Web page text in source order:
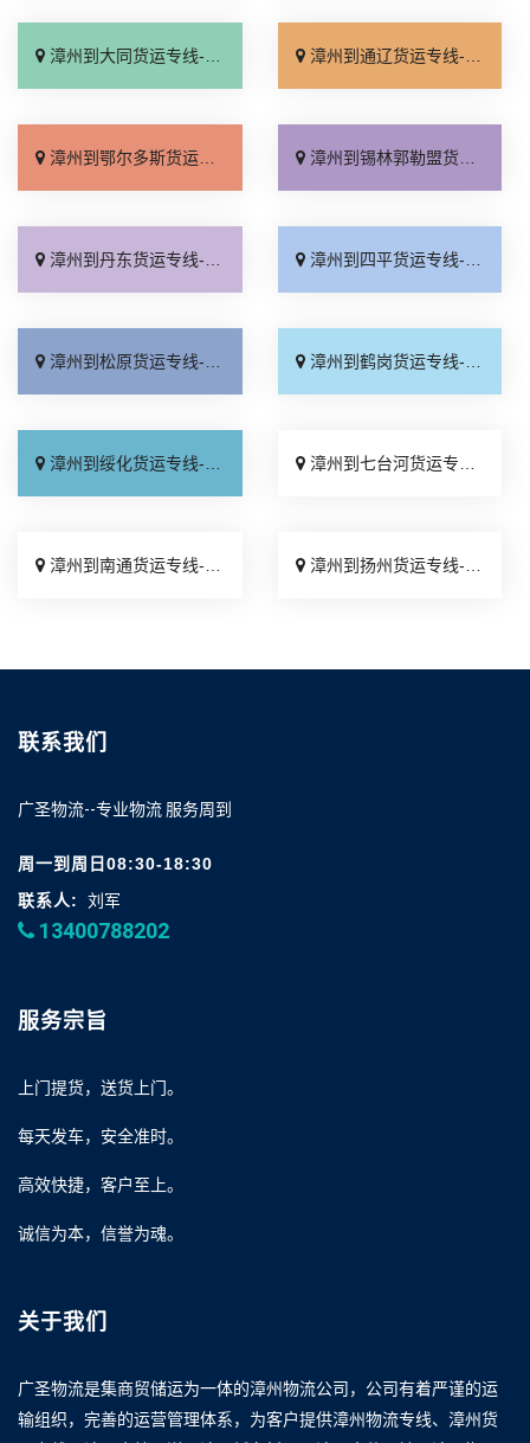
漳州到大同货运专线-漳州到大同物流公司_每日发车「价位合理」 漳州到通辽货运专线-漳州到通辽物流公司_来电咨询「省事省心」
漳州到鄂尔多斯货运专线-漳州到鄂尔多斯物流公司_直达不中转「直发全境」 漳州到锡林郭勒盟货运专线-漳州到锡林郭勒盟物流公司_运保时效「来电咨询」
漳州到丹东货运专线-漳州到丹东物流公司_多少一吨「多年经验」 漳州到四平货运专线-漳州到四平物流公司_门到门配送「随叫随到」
漳州到松原货运专线-漳州到松原物流公司_直通专线「专线快运」 漳州到鹤岗货运专线-漳州到鹤岗物流公司_全程定位「高速快运」
漳州到绥化货运专线-漳州到绥化物流公司_限时必达「准时到货」 漳州到七台河货运专线-漳州到七台河物流公司_直通专线「收费介绍」
漳州到南通货运专线-漳州到南通物流公司_上门提货「保证时效」 漳州到扬州货运专线-漳州到扬州物流公司_专线直达「托运省心」
联系我们
广圣物流--专业物流 服务周到
周一到周日08:30-18:30
联系人:
刘军
13400788202
服务宗旨
上门提货，送货上门。
每天发车，安全准时。
高效快捷，客户至上。
诚信为本，信誉为魂。
关于我们
广圣物流是集商贸储运为一体的漳州物流公司，公司有着严谨的运
输组织，完善的运营管理体系，为客户提供漳州物流专线、漳州货